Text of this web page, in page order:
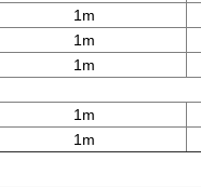
1m
1m
1m
1m
1m